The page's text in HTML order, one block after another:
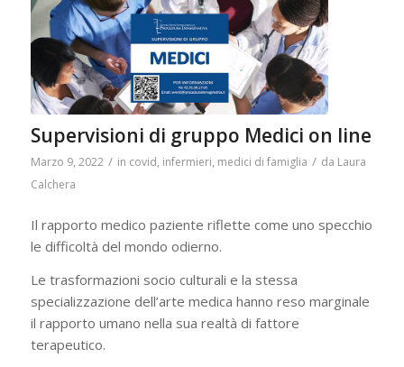
Supervisioni di gruppo Medici on line
Marzo 9, 2022 / in covid, infermieri, medici di famiglia / da Laura
Calchera
Il rapporto medico paziente riflette come uno specchio
le difficoltà del mondo odierno.
Le trasformazioni socio culturali e la stessa
specializzazione dell’arte medica hanno reso marginale
il rapporto umano nella sua realtà di fattore
terapeutico.